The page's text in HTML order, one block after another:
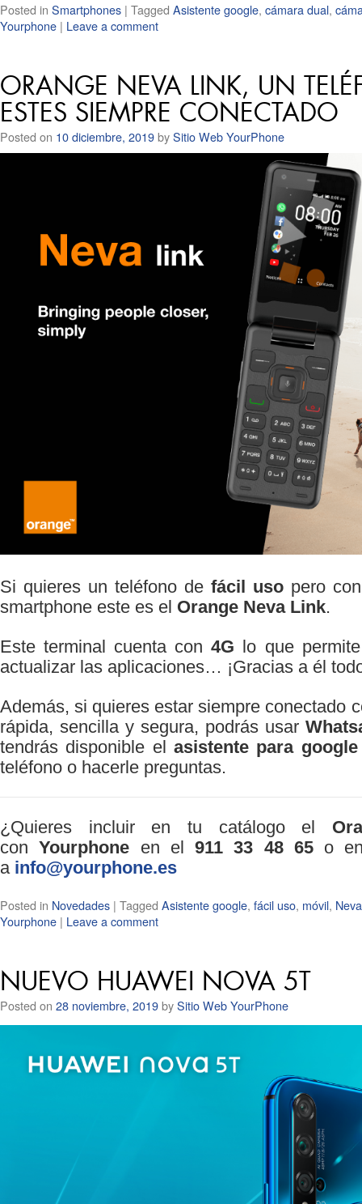
Posted in Smartphones | Tagged Asistente google, cámara dual,
Yourphone | Leave a comment
ORANGE NEVA LINK, UN
ESTES SIEMPRE CONECTADO
Posted on 10 diciembre, 2019bySitio Web YourPhone
Si quieres un teléfono de fácil uso pero
smartphone este es el Orange Neva Link.
Este terminal cuenta con4G lo que
actualizar las aplicaciones… ¡Gracias a él
Además, si quieres estar siempre conectado
rápida, sencilla y segura, podrás usar
tendrás disponible elasistente para google
teléfono o hacerle preguntas.
¿Quieres incluir en tu catálogo el
conYourphone en el 911 33 48 65o
a info@yourphone.es
Posted in Novedades | Tagged Asistente google, fácil uso, móvil,
Yourphone | Leave a comment
NUEVO HUAWEI NOVA 5T
Posted on 28 noviembre, 2019bySitio Web YourPhone